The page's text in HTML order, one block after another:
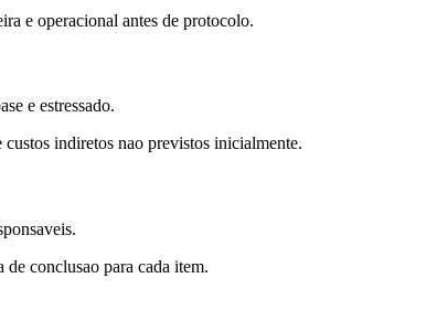
e operacional antes de protocolo.
e estressado.
indiretos nao previstos inicialmente.
conclusao para cada item.